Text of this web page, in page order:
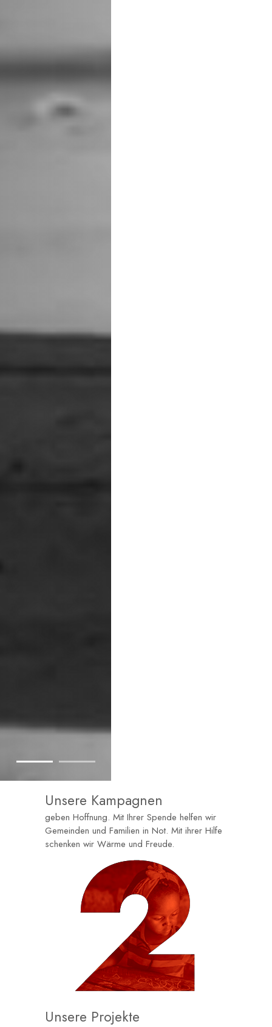
Unsere Kampagnen
geben Hoffnung. Mit Ihrer Spende helfen wir
Gemeinden und Familien in Not. Mit ihrer Hilfe
schenken wir Wärme und Freude.
Unsere Projekte